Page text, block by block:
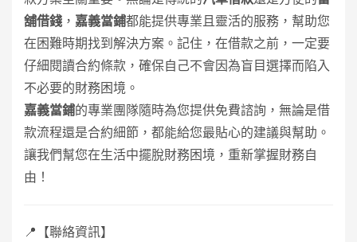
舖借錢 ， 嘉義當鋪都能提供專業且靈活的服務，幫助您
在困難時期找到解決方案。記住，在借款之前，一定要
仔細閱讀合約條款，確保自己不會因為盲目選擇而陷入
不必要的財務困境。
嘉義當鋪的專業團隊隨時為您提供免費諮詢，無論是借
款流程還是合約細節，都能給您最貼心的建議與幫助。
讓我們幫您在生活中擺脫財務困境，重新掌握財務自
由！
📍
【聯絡資訊】